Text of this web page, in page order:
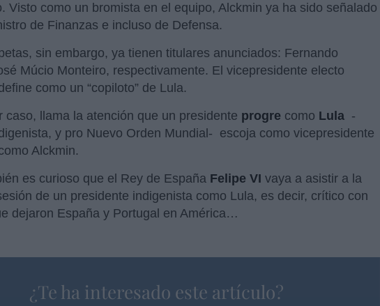
Visto como un bromista en el equipo, Alckmin ya ha sido señalado
de Finanzas e incluso de Defensa.
sin embargo, ya tienen titulares anunciados: Fernando
Múcio Monteiro, respectivamente. El vicepresidente electo
como un “copiloto” de Lula.
caso, llama la atención que un presidente progre como Lula -
y pro Nuevo Orden Mundial- escoja como vicepresidente
Alckmin.
es curioso que el Rey de España Felipe VI vaya a asistir a la
de un presidente indigenista como Lula, es decir, crítico con
dejaron España y Portugal en América…
¿Te ha interesado este artículo?